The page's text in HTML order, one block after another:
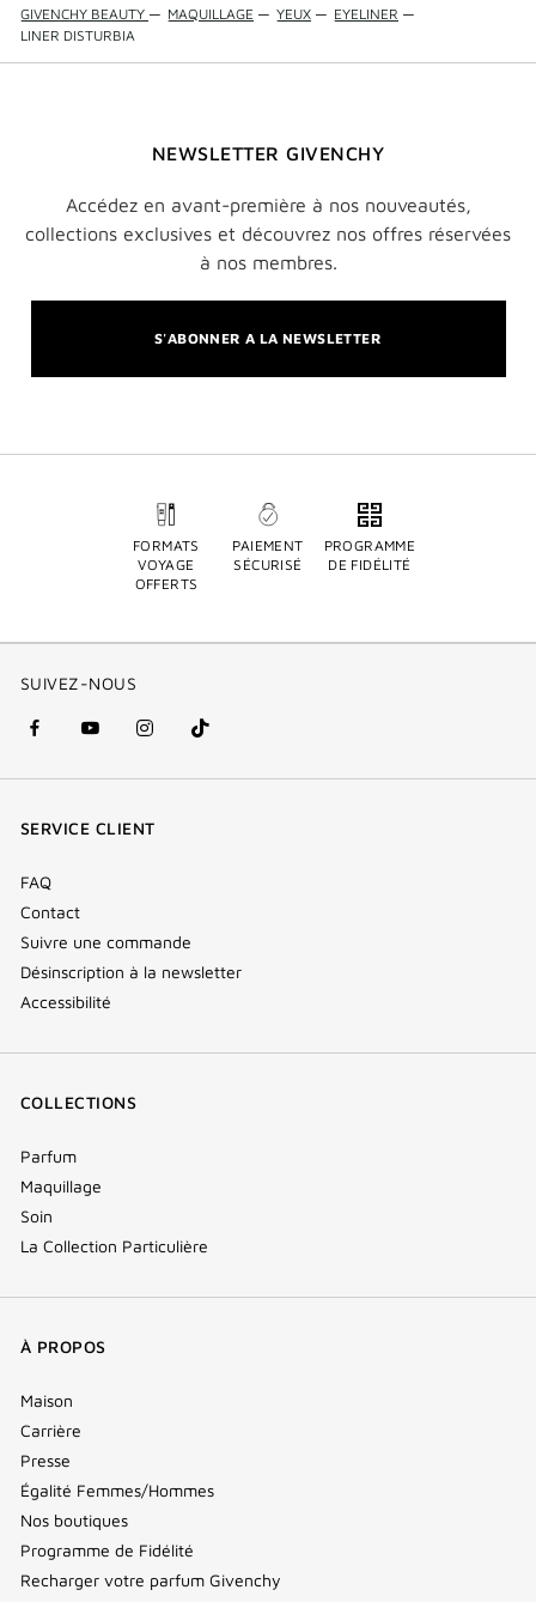
GIVENCHY BEAUTY — MAQUILLAGE — YEUX — EYELINER —
LINER DISTURBIA
NEWSLETTER GIVENCHY
Accédez en avant-première à nos nouveautés,
collections exclusives et découvrez nos offres réservées
à nos membres.
S'ABONNER A LA NEWSLETTER
FORMATS
VOYAGE
OFFERTS
PAIEMENT
SÉCURISÉ
PROGRAMME
DE FIDÉLITÉ
SUIVEZ-NOUS
facebook
(nouvelle
youtube
(nouvelle
instagram
(nouvelle
Tik
Tok
SERVICE CLIENT
FAQ
Contact
Suivre une commande
Désinscription à la newsletter
Accessibilité
COLLECTIONS
Parfum
Maquillage
Soin
La Collection Particulière
À PROPOS
Maison
Carrière
Presse
Égalité Femmes/Hommes
Nos boutiques
Programme de Fidélité
Recharger votre parfum Givenchy